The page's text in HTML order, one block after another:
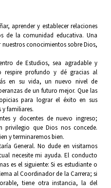
aprender y establecer relaciones
de la comunidad educativa. Una
conocimientos sobre Dios,
de Estudios, sea agradable y
profundo y dé gracias al
en su vida, un nuevo nivel de
de un futuro mejor. Que las
para lograr el éxito en sus
y familiares.
y docentes de nuevo ingreso;
privilegio que Dios nos concede.
y terminaremos bien.
General. No dude en visitarnos
necesite mi ayuda. El conducto
es el siguiente: Si es estudiante o
al Coordinador de la Carrera; si
tiene otra instancia, la del